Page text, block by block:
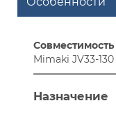
Mimaki JV33-130
Назначение